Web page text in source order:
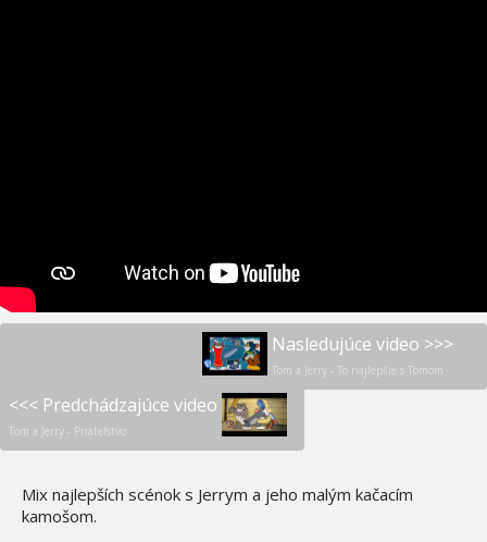
Nasledujúce video >>>
Tom a Jerry - To najlepšie s Tomom
<<< Predchádzajúce video
Tom a Jerry - Priateľstvo
Mix najlepších scénok s Jerrym a jeho malým kačacím
kamošom.